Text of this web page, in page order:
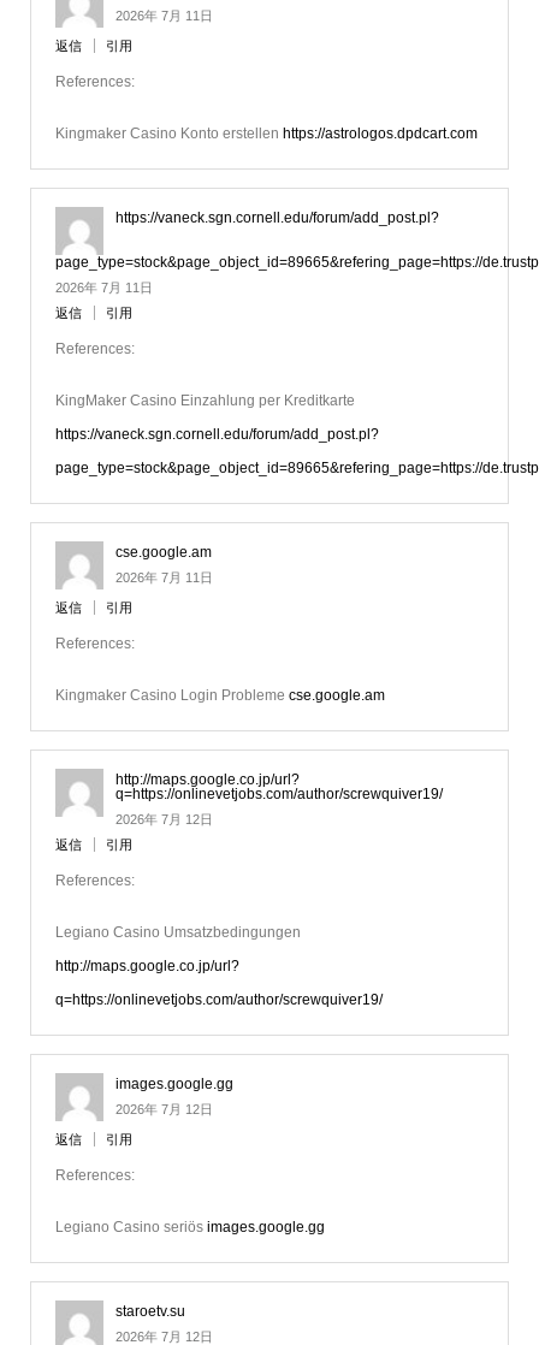
2026年 7月 11日
返信 引用
References:
Kingmaker Casino Konto erstellen https://astrologos.dpdcart.com
https://vaneck.sgn.cornell.edu/forum/add_post.pl?
page_type=stock&page_object_id=89665&refering_page=https://
2026年 7月 11日
返信
引用
References:
KingMaker Casino Einzahlung per Kreditkarte
https://vaneck.sgn.cornell.edu/forum/add_post.pl?
page_type=stock&page_object_id=89665&refering_page=https://
cse.google.am
2026年 7月 11日
返信 引用
References:
Kingmaker Casino Login Probleme cse.google.am
http://maps.google.co.jp/url?
q=https://onlinevetjobs.com/author/screwquiver19/
2026年 7月 12日
返信
引用
References:
Legiano Casino Umsatzbedingungen
http://maps.google.co.jp/url?
q=https://onlinevetjobs.com/author/screwquiver19/
images.google.gg
2026年 7月 12日
返信 引用
References:
Legiano Casino seriös images.google.gg
staroetv.su
2026年 7月 12日